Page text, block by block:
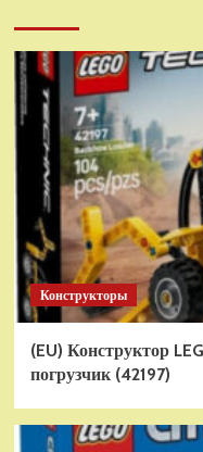
Конструкторы
(EU) Конструктор
погрузчик (42197)